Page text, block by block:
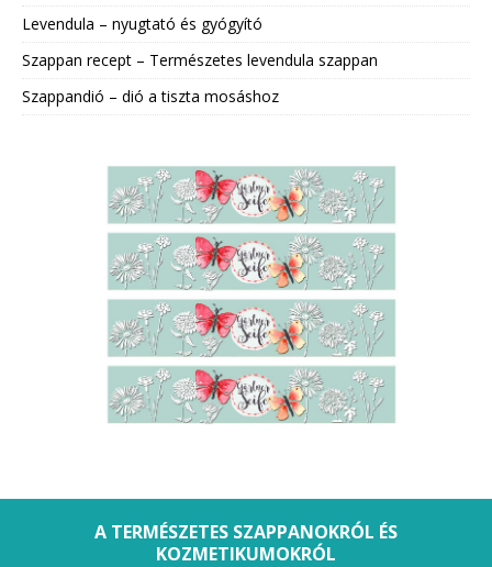
Levendula – nyugtató és gyógyító
Szappan recept – Természetes levendula szappan
Szappandió – dió a tiszta mosáshoz
A TERMÉSZETES SZAPPANOKRÓL ÉS
KOZMETIKUMOKRÓL